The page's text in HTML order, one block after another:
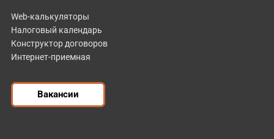
Web-калькуляторы
Налоговый календарь
Конструктор договоров
Интернет-приемная
Вакансии